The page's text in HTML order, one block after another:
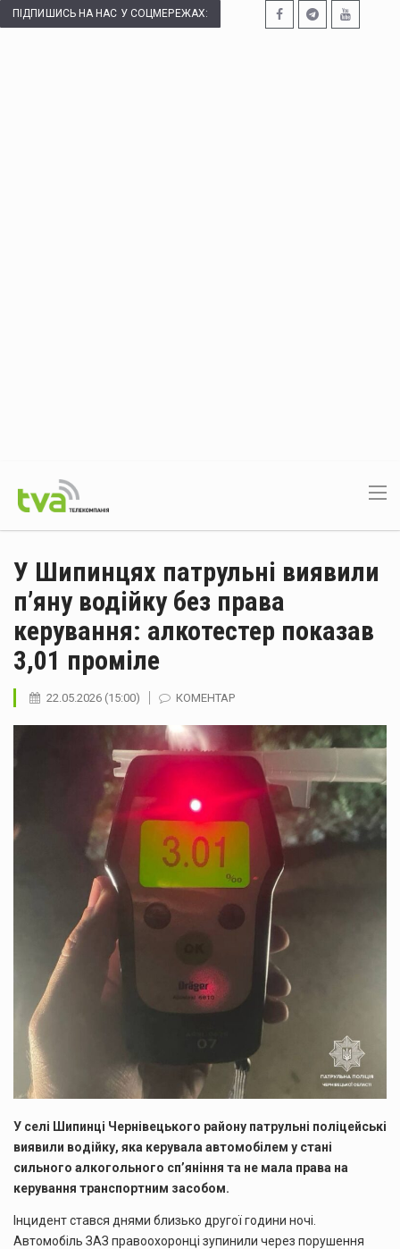
ПІДПИШИСЬ НА НАС У СОЦМЕРЕЖАХ:
У Шипинцях патрульні виявили
п’яну водійку без права
керування: алкотестер показав
3,01 проміле
22.05.2026 (15:00) КОМЕНТАР
У селі Шипинці Чернівецького району патрульні поліцейські
виявили водійку, яка керувала автомобілем у стані
сильного алкогольного сп’яніння та не мала права на
керування транспортним засобом.
Інцидент стався днями близько другої години ночі.
Автомобіль ЗАЗ правоохоронці зупинили через порушення